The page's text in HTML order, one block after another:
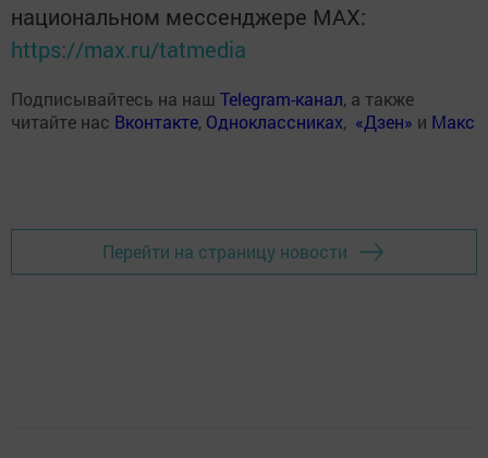
национальном мессенджере MАХ:
https://max.ru/tatmedia
Подписывайтесь на наш Telegram-канал, а также
читайте нас Вконтакте, Одноклассниках, «Дзен» и Макс
Перейти на страницу новости